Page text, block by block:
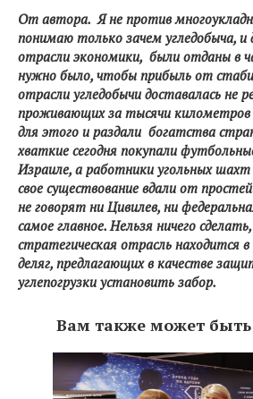
От автора. Я не против
понимаю только зачем угледобыча, и
отрасли экономики, были отданы в
нужно было, чтобы прибыль от
отрасли угледобычи доставалась не
проживающих за тысячи километров
для этого и раздали богатства
хваткие сегодня покупали
Израиле, а работники угольных шахт
свое существование вдали от
не говорят ни Цивилев, ни
самое главное. Нельзя ничего
стратегическая отрасль находится
деляг, предлагающих в качестве
углепогрузки установить забор.
Вам также может быть